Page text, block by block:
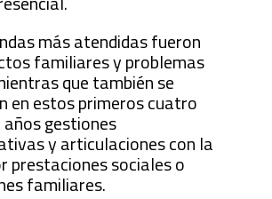
más atendidas fueron
familiares y problemas
que también se
en estos primeros cuatro
años gestiones
y articulaciones con la
prestaciones sociales o
familiares.